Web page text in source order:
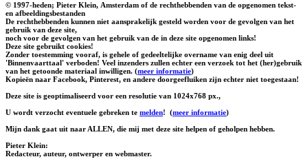
© 1997-heden; Pieter Klein, Amsterdam of de rechthebbenden van de opgenomen tekst-
en afbeeldingsbestanden
De rechthebbenden kunnen niet aansprakelijk gesteld worden voor de gevolgen van het
gebruik van deze site,
noch voor de gevolgen van het gebruik van de in deze site opgenomen links!
Deze site gebruikt cookies!
Zonder toestemming vooraf, is gehele of gedeeltelijke overname van enig deel uit
'Binnenvaarttaal' verboden! Veel inzenders zullen echter een verzoek tot het (her)gebruik
van het getoonde materiaal inwilligen. (meer informatie)
Kopieën naar Facebook, Pinterest, en andere doorgeefluiken zijn echter niet toegestaan!
Deze site is geoptimaliseerd voor een resolutie van 1024x768 px.,
U wordt verzocht eventuele gebreken te melden! (meer informatie)
Mijn dank gaat uit naar ALLEN, die mij met deze site helpen of geholpen hebben.
Pieter Klein:
Redacteur, auteur, ontwerper en webmaster.